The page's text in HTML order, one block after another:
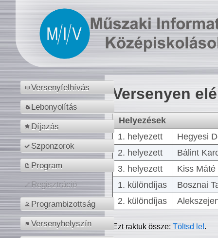
Versenyfelhívás
Lebonyolítás
Díjazás
Szponzorok
Program
Regisztráció
Programbizottság
Versenyhelyszín
Versenyen
Helyezések
1. helyezett
Hegyesi
2. helyezett
Bálint
3. helyezett
Kiss
1. különdíjas
Bosznai
2. különdíjas
Ezt raktuk össze:Töltsd le!.